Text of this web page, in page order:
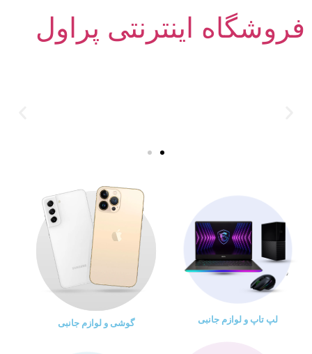
فروشگاه اینترنتی پراول
لپ تاپ و لوازم جانبی گوشی و لوازم جانبی